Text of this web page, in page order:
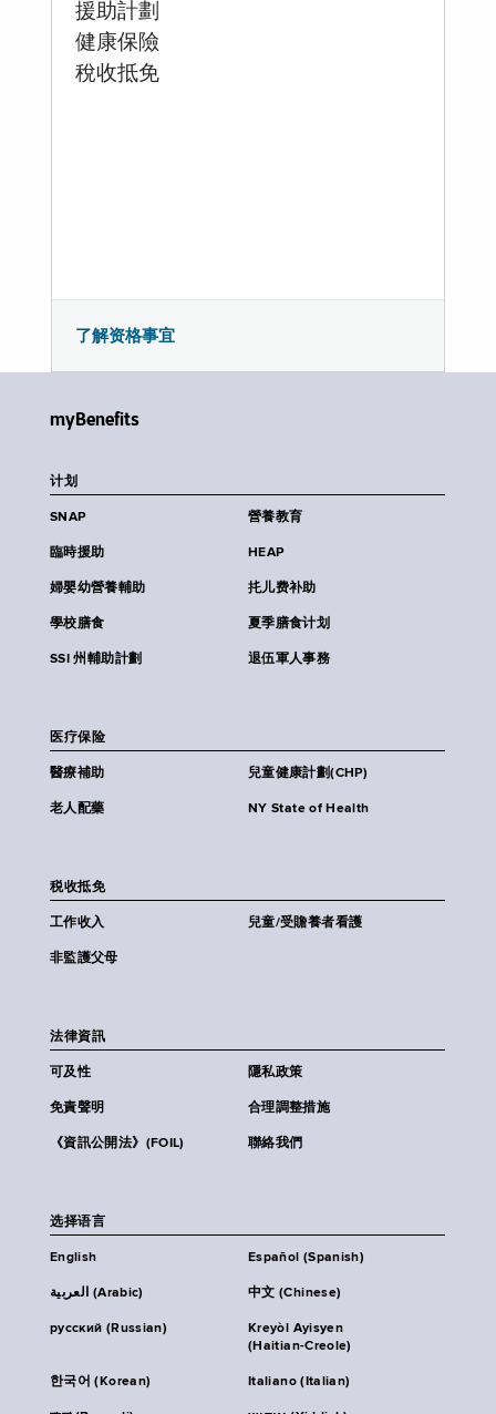
援助計劃
健康保險
稅收抵免
了解资格事宜
myBenefits
计划
SNAP 營養教育
臨時援助 HEAP
婦嬰幼營養輔助 扥儿费补助
學校膳食 夏季膳食计划
SSI 州輔助計劃 退伍軍人事務
医疗保险
醫療補助 兒童健康計劃(CHP)
老人配藥 NY State of Health
税收抵免
工作收入 兒童/受贍養者看護
非監護父母
法律資訊
可及性 隱私政策
免責聲明 合理調整措施
《資訊公開法》(FOIL) 聯絡我們
选择语言
English Español (Spanish)
العربية (Arabic) 中文 (Chinese)
русский (Russian)
Kreyòl Ayisyen
(Haitian-Creole)
한국어 (Korean) Italiano (Italian)